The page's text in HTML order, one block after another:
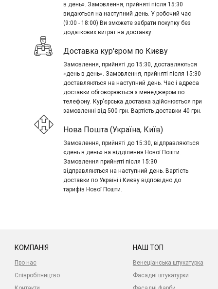
в день». Замовлення, прийняті після 15:30
видаються на наступний день. У робочий час
(9:00 - 18:00) Ви зможете забрати покупку без
додаткових витрат на доставку.
Доставка кур'єром по Києву
Замовлення, прийняті до 15:30, доставляються
«день в день». Замовлення, прийняті після 15:30
доставляються на наступний день. Час і адреса
доставки обговорюється з менеджером по
телефону. Кур'єрська доставка здійснюється при
замовленні від 500 грн. Вартість доставки 40 грн.
Нова Пошта (Україна, Київ)
Замовлення, прийняті до 15:30, відправляються
«день в день» на відділення Нової Пошти.
Замовлення прийняті після 15:30
відправляються на наступний день. Вартість
доставки по Україні і Києву відповідно до
тарифів Нової Пошти.
КОМПАНІЯ
Про нас
Співробітництво
НАШ ТОП
Венеціанська штукатурка
Фасадні штукатурки